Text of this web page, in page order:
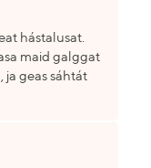
hástalusat.
maid galggat
geas sáhtát